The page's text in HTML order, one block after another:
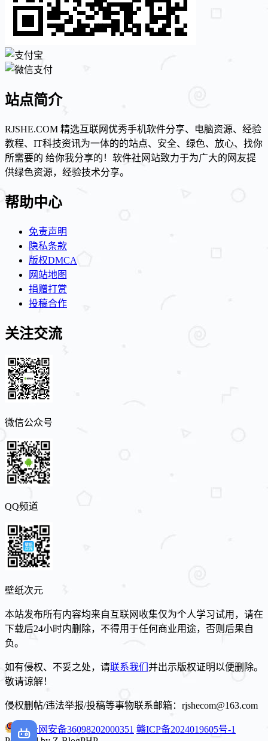
站点简介
RJSHE.COM 精选互联网优秀手机软件分享、电脑资源、经验
教程、IT科技资讯为一体的的站点、安全、绿色、放心、找你
所需要的 给你我分享的！软件社网站致力于为广大的网友提
供绿色资源，经验技术分享。
帮助中心
免责声明
隐私条款
版权DMCA
网站地图
捐赠打赏
投稿合作
关注交流
微信公众号
QQ频道
壁纸次元
本站发布所有内容均来自互联网收集仅为个人学习试用，请在
下载后24小时内删除，不得用于任何商业用途，否则后果自
负。
如有侵权、不妥之处，请联系我们 并出示版权证明以便删除。
敬请谅解！
侵权删帖/违法举报/投稿等事物联系邮箱：rjshecom@163.com
赣公网安备36098202000351 赣ICP备2024019605号-1